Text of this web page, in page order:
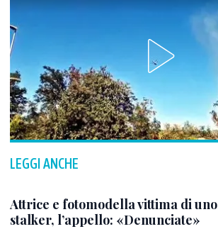
LEGGI ANCHE
Attrice e fotomodella vittima di uno
stalker, l’appello: «Denunciate»